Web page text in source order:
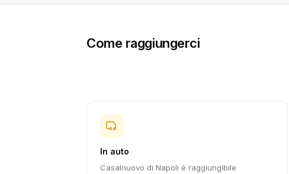
Come raggiungerci
In auto
Casalnuovo di Napoli è raggiungibile